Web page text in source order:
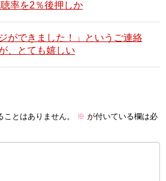
率を2％後押しか
ができました！」というご連絡
、とても嬉しい
とはありません。 ※ が付いている欄は必